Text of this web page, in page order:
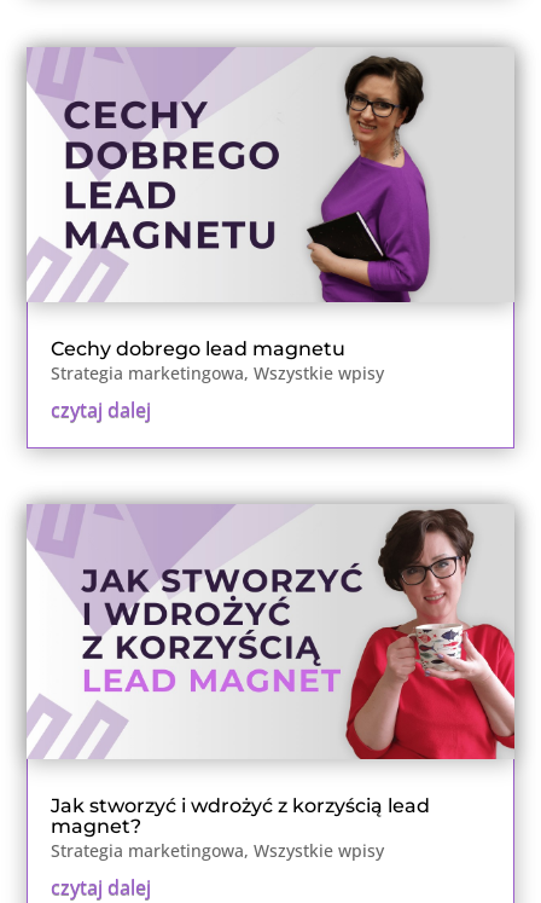
Cechy dobrego lead magnetu
Strategia marketingowa,Wszystkie wpisy
czytaj dalej
Jak stworzyć i wdrożyć z korzyścią lead
magnet?
Strategia marketingowa,Wszystkie wpisy
czytaj dalej